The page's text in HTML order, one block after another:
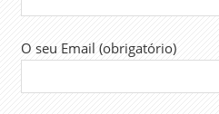
O seu Email (obrigatório)